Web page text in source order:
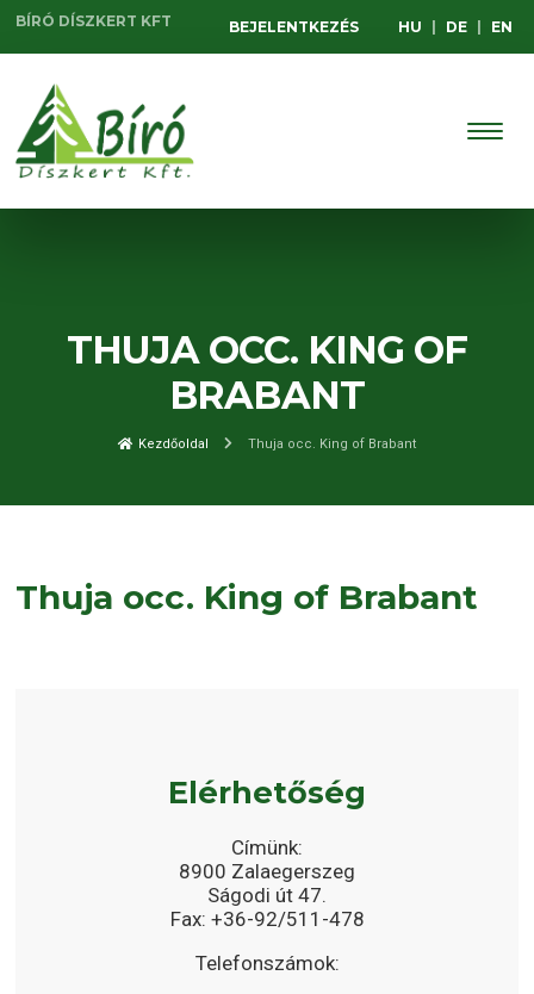
BÍRÓ DÍSZKERT KFT BEJELENTKEZÉS HU DE EN
THUJA OCC. KING OF
BRABANT
Kezdőoldal Thuja occ. King of Brabant
Thuja occ. King of Brabant
Elérhetőség
Címünk:
8900 Zalaegerszeg
Ságodi út 47.
Fax: +36-92/511-478
Telefonszámok: